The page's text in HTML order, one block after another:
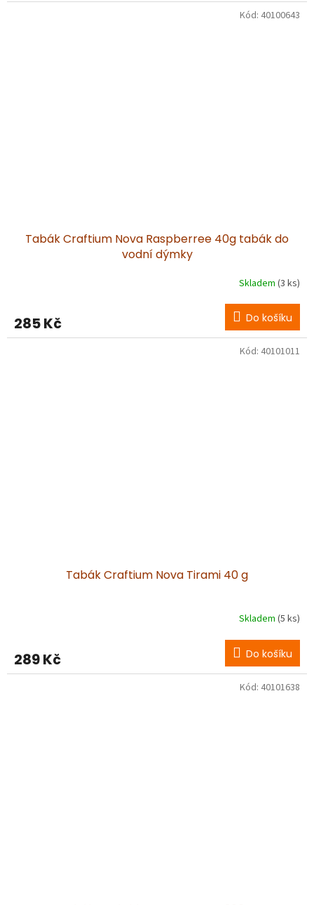
Tabák Craftium Nova Raspberree 40g tabák do
vodní dýmky
Skladem (3 ks)
285 Kč Do košíku
Kód: 40100643
Tabák Craftium Nova Tirami 40 g
Skladem (5 ks)
289 Kč Do košíku
Kód: 40101011
Kód: 40101638